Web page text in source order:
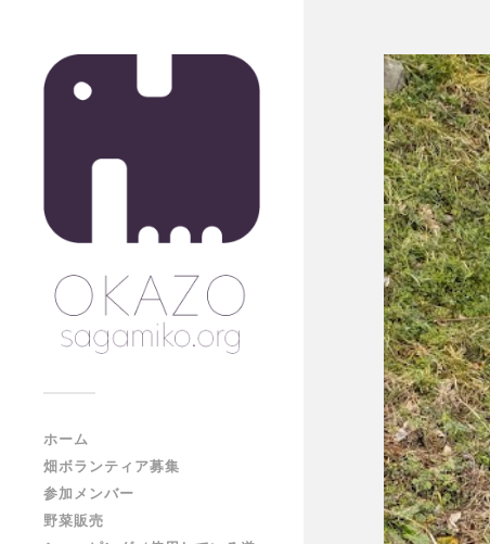
ホーム
畑ボランティア募集
参加メンバー
野菜販売